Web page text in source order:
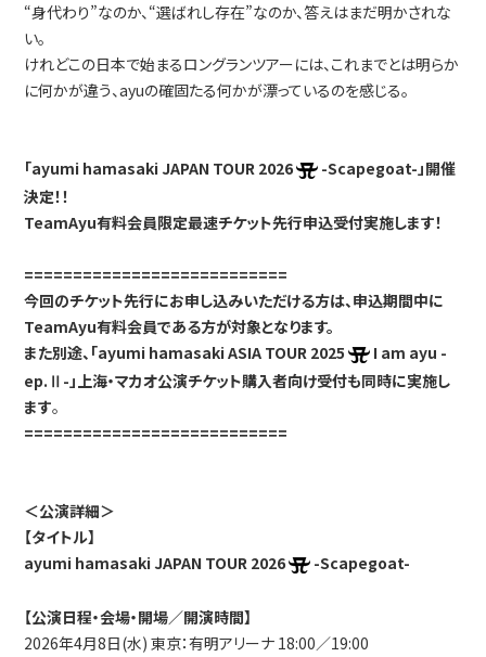
“身代わり”なのか、“選ばれし存在”なのか、答えはまだ明かされな
い。
けれどこの日本で始まるロングランツアーには、これまでとは明らか
に何かが違う、ayuの確固たる何かが漂っているのを感じる。
「ayumi hamasaki JAPAN TOUR 2026
-Scapegoat-」開催
決定！！
TeamAyu有料会員限定最速チケット先行申込受付実施します！
===========================
今回のチケット先行にお申し込みいただける方は、申込期間中に
TeamAyu有料会員である方が対象となります。
また別途、「ayumi hamasaki ASIA TOUR 2025
I am ayu -
ep.Ⅱ-」上海・マカオ公演チケット購入者向け受付も同時に実施し
ます。
===========================
＜公演詳細＞
【タイトル】
ayumi hamasaki JAPAN TOUR 2026
-Scapegoat-
【公演日程・会場・開場／開演時間】
2026年4月8日(水) 東京：有明アリーナ 18:00／19:00